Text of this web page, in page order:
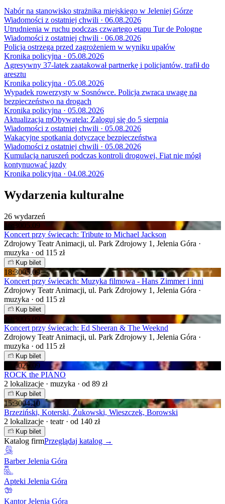
Nabór na stanowisko strażnika miejskiego w Jeleniej Górze
Wiadomości z ostatniej chwili · 06.08.2026
Utrudnienia w ruchu podczas czwartego etapu Tur de Pologne
Wiadomości z ostatniej chwili · 06.08.2026
Policja ostrzega przed zagrożeniem w wyniku upałów
Kronika policyjna · 05.08.2026
Agresywny 37-latek zaatakował partnerkę i policjantów, trafił do
aresztu
Kronika policyjna · 05.08.2026
Wypadek rowerzysty w Sosnówce. Policja zwraca uwagę na
bezpieczeństwo na drogach
Kronika policyjna · 05.08.2026
Aktualizacja mObywatela: Zaloguj się do 5 sierpnia
Wiadomości z ostatniej chwili · 05.08.2026
Wakacyjne spotkania dotyczące bezpieczeństwa
Wiadomości z ostatniej chwili · 05.08.2026
Kumulacja naruszeń podczas kontroli drogowej. Fiat nie mógł
kontynuować jazdy
Kronika policyjna · 04.08.2026
Wydarzenia kulturalne
26 wydarzeń
16:3005.09
Koncert przy świecach: Tribute to Michael Jackson
Zdrojowy Teatr Animacji, ul. Park Zdrojowy 1, Jelenia Góra ·
muzyka · od 115 zł
Kup bilet
18:3005.09
Koncert przy świecach: Muzyka filmowa - Hans Zimmer i inni
Zdrojowy Teatr Animacji, ul. Park Zdrojowy 1, Jelenia Góra ·
muzyka · od 115 zł
Kup bilet
20:3005.09
Koncert przy świecach: Ed Sheeran & The Weeknd
Zdrojowy Teatr Animacji, ul. Park Zdrojowy 1, Jelenia Góra ·
muzyka · od 115 zł
Kup bilet
19:0025.09
ROCK the PIANO
2 lokalizacje · muzyka · od 89 zł
Kup bilet
15:3004.10
Brzeziński, Koterski, Żukowski, Wieszczek, Borowski
2 lokalizacje · teatr · od 140 zł
Kup bilet
Katalog firmPrzeglądaj katalog →
Barber Jelenia Góra
Apteki Jelenia Góra
Kantor Jelenia Góra